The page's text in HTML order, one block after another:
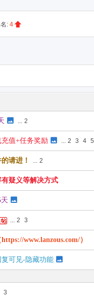
: 4
... 2
值+任务奖励 ... 2 3 4 5
请进！ ... 2
疑义等解决方式
... 2 3
www.lanzous.com/）
复可见-隐藏功能
3